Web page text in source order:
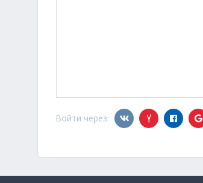
Войти через: